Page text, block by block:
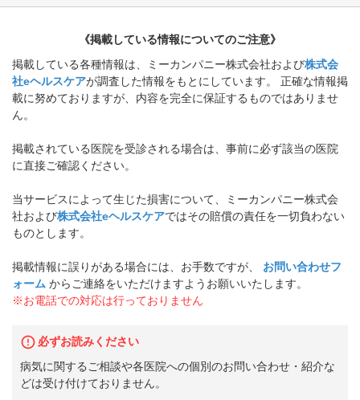
《掲載している情報についてのご注意》
掲載している各種情報は、ミーカンパニー株式会社および株式会
社eヘルスケアが調査した情報をもとにしています。 正確な情報掲
載に努めておりますが、内容を完全に保証するものではありませ
ん。
掲載されている医院を受診される場合は、事前に必ず該当の医院
に直接ご確認ください。
当サービスによって生じた損害について、ミーカンパニー株式会
社および株式会社eヘルスケアではその賠償の責任を一切負わない
ものとします。
掲載情報に誤りがある場合には、お手数ですが、
お問い合わせフ
ォーム からご連絡をいただけますようお願いいたします。
※お電話での対応は行っておりません
必ずお読みください
病気に関するご相談や各医院への個別のお問い合わせ・紹介な
どは受け付けておりません。